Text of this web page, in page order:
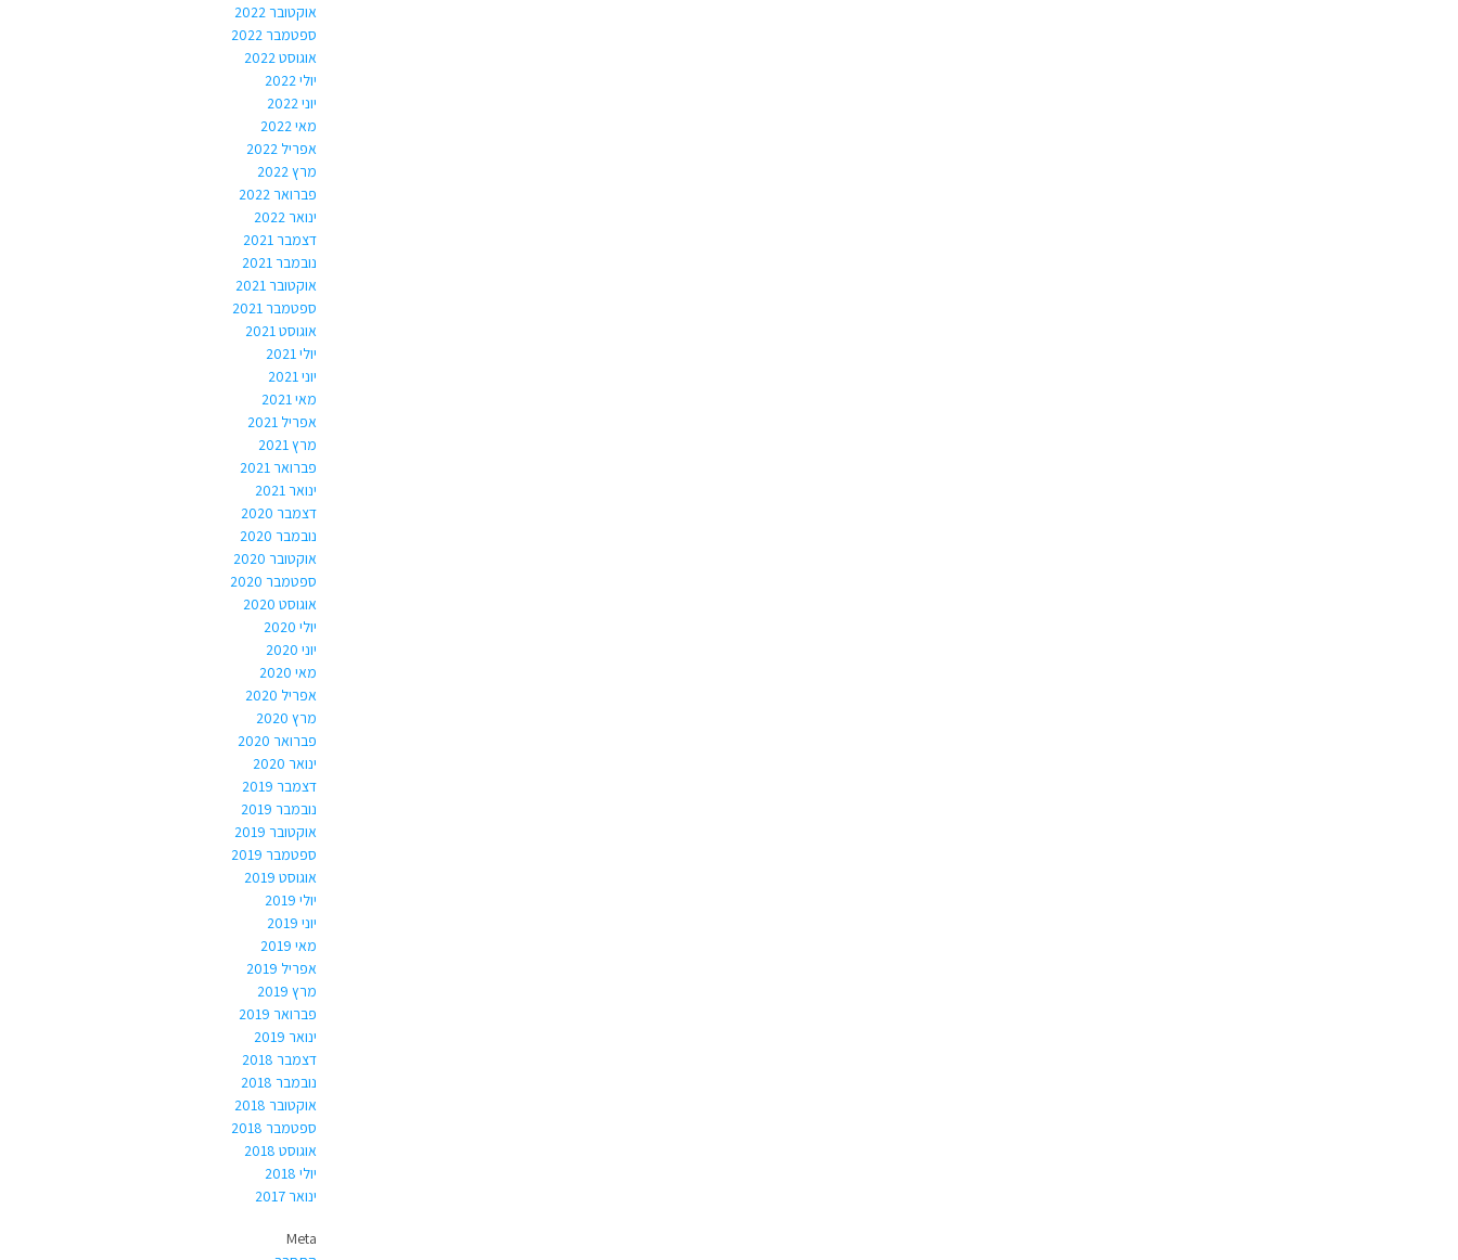
אוקטובר 2022
ספטמבר 2022
אוגוסט 2022
יולי 2022
יוני 2022
מאי 2022
אפריל 2022
מרץ 2022
פברואר 2022
ינואר 2022
דצמבר 2021
נובמבר 2021
אוקטובר 2021
ספטמבר 2021
אוגוסט 2021
יולי 2021
יוני 2021
מאי 2021
אפריל 2021
מרץ 2021
פברואר 2021
ינואר 2021
דצמבר 2020
נובמבר 2020
אוקטובר 2020
ספטמבר 2020
אוגוסט 2020
יולי 2020
יוני 2020
מאי 2020
אפריל 2020
מרץ 2020
פברואר 2020
ינואר 2020
דצמבר 2019
נובמבר 2019
אוקטובר 2019
ספטמבר 2019
אוגוסט 2019
יולי 2019
יוני 2019
מאי 2019
אפריל 2019
מרץ 2019
פברואר 2019
ינואר 2019
דצמבר 2018
נובמבר 2018
אוקטובר 2018
ספטמבר 2018
אוגוסט 2018
יולי 2018
ינואר 2017
Meta